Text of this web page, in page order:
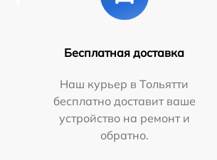
Бесплатная доставка
Наш курьер в Тольятти
бесплатно доставит ваше
устройство на ремонт и
обратно.